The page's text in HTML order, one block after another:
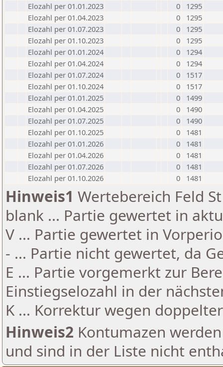
Elozahl per 01.01.2023
0
1295
Elozahl per 01.04.2023
0
1295
Elozahl per 01.07.2023
0
1295
Elozahl per 01.10.2023
0
1295
Elozahl per 01.01.2024
0
1294
Elozahl per 01.04.2024
0
1294
Elozahl per 01.07.2024
0
1517
Elozahl per 01.10.2024
0
1517
Elozahl per 01.01.2025
0
1499
Elozahl per 01.04.2025
0
1490
Elozahl per 01.07.2025
0
1490
Elozahl per 01.10.2025
0
1481
Elozahl per 01.01.2026
0
1481
Elozahl per 01.04.2026
0
1481
Elozahl per 01.07.2026
0
1481
Elozahl per 01.10.2026
0 1481
Hinweis1 Wertebereich Feld
blank ... Partie gewertet in
V ... Partie gewertet in
- ... Partie nicht gewertet, da
E ... Partie vorgemerkt zur
Einstiegselozahl in der
K ... Korrektur wegen
Hinweis2 Kontumazen
und sind in der Liste nicht